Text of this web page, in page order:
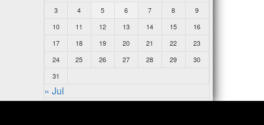
3
4 5 6 7 8
9
10
11 12 13 14 15
16
17
18 19 20 21 22
23
24
25 26 27 28 29
30
31
« Jul